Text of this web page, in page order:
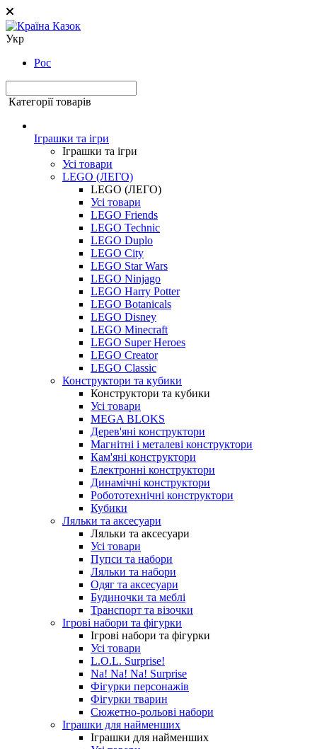
Укр
Рос
Категорії товарів
Іграшки та ігри
Іграшки та ігри
Усі товари
LEGO (ЛЕГО)
LEGO (ЛЕГО)
Усі товари
LEGO Friends
LEGO Technic
LEGO Duplo
LEGO City
LEGO Star Wars
LEGO Ninjago
LEGO Harry Potter
LEGO Botanicals
LEGO Disney
LEGO Minecraft
LEGO Super Heroes
LEGO Creator
LEGO Classic
Конструктори та кубики
Конструктори та кубики
Усі товари
MEGA BLOKS
Дерев'яні конструктори
Магнітні і металеві конструктори
Кам'яні конструктори
Електронні конструктори
Динамічні конструктори
Робототехнічні конструктори
Кубики
Ляльки та аксесуари
Ляльки та аксесуари
Усі товари
Пупси та набори
Ляльки та набори
Одяг та аксесуари
Будиночки та меблі
Транспорт та візочки
Ігрові набори та фігурки
Ігрові набори та фігурки
Усі товари
L.O.L. Surprise!
Na! Na! Na! Surprise
Фігурки персонажів
Фігурки тварин
Сюжетно-рольові набори
Іграшки для найменших
Іграшки для найменших